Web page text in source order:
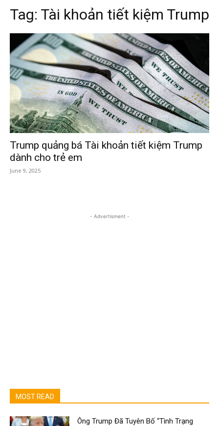
Tag: Tài khoản tiết kiệm Trump
Trump quảng bá Tài khoản tiết kiệm Trump
dành cho trẻ em
June 9, 2025
- Advertisment -
MOST READ
Ông Trump Đã Tuyên Bố “Tình Trạng